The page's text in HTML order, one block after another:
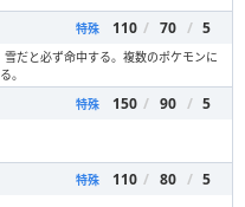
特殊 110 / 70 / 5
だと必ず命中する。複数のポケモンに
。
特殊 150 / 90 / 5
特殊 110 / 80 / 5